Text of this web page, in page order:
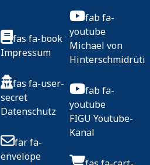
fas fa-book
Impressum
fas fa-user-
secret
Datenschutz
far fa-
envelope
fab fa-
youtube
Michael von
Hinterschmidrüti
fab fa-
youtube
FIGU Youtube-
Kanal